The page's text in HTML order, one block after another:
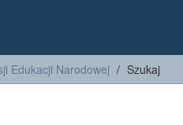
Edukacji Narodowej Szukaj